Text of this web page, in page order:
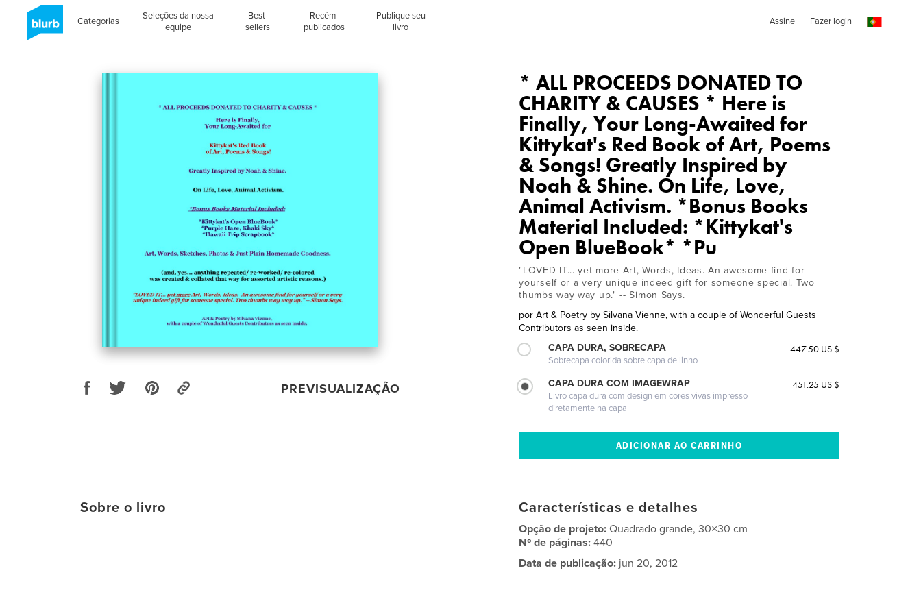
Categorias
Seleções da nossa
equipe
Best-
sellers
Recém-
publicados
Publique seu
livro
Assine Fazer login
PREVISUALIZAÇÃO
* ALL PROCEEDS DONATED TO
CHARITY & CAUSES * Here is
Finally, Your Long-Awaited for
Kittykat's Red Book of Art, Poems
& Songs! Greatly Inspired by
Noah & Shine. On Life, Love,
Animal Activism. *Bonus Books
Material Included: *Kittykat's
Open BlueBook* *Pu
"LOVED IT... yet more Art, Words, Ideas. An awesome find for
yourself or a very unique indeed gift for someone special. Two
thumbs way way up." -- Simon Says.
por Art & Poetry by Silvana Vienne, with a couple of Wonderful Guests
Contributors as seen inside.
CAPA DURA, SOBRECAPA
Sobrecapa colorida sobre capa de linho
447.50 US $
CAPA DURA COM IMAGEWRAP
Livro capa dura com design em cores vivas impresso
diretamente na capa
451.25 US $
Sobre o livro Características e detalhes
Opção de projeto:Quadrado grande, 30×30 cm
Nº de páginas:440
Data de publicação: jun 20, 2012